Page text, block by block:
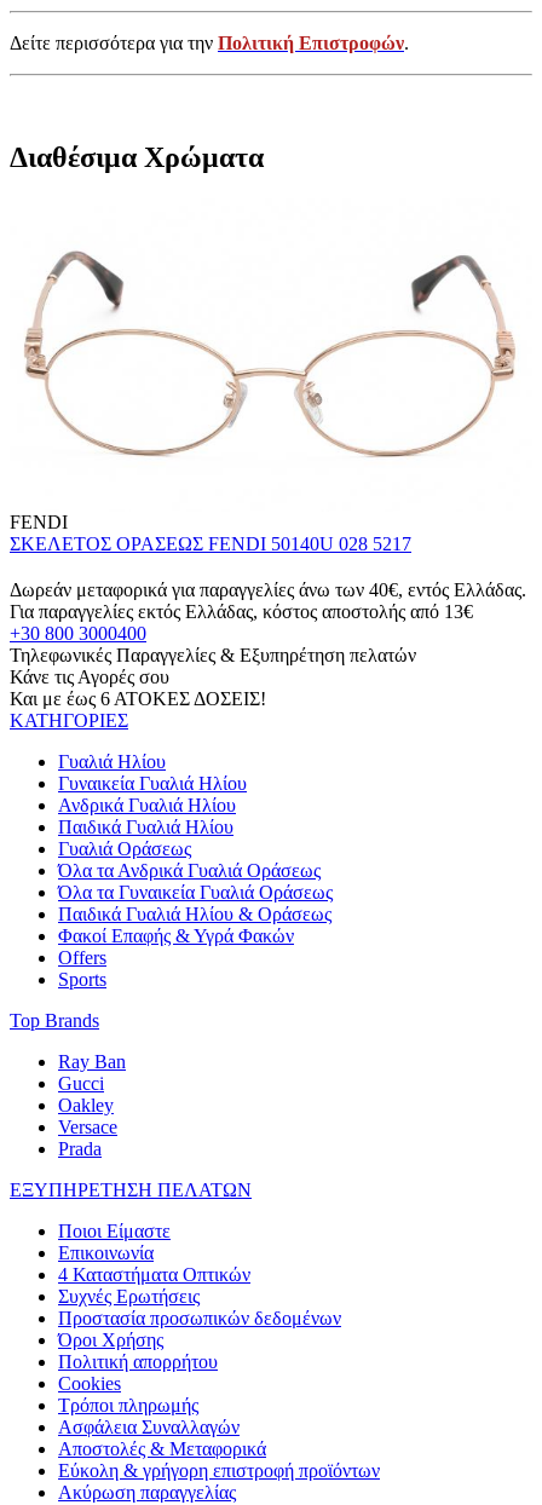
Δείτε περισσότερα για την Πολιτική Επιστροφών.
Διαθέσιμα Χρώματα
FENDI
ΣΚΕΛΕΤΟΣ ΟΡΑΣΕΩΣ FENDI 50140U 028 5217
Δωρεάν μεταφορικά για παραγγελίες άνω των 40€, εντός Ελλάδας.
Για παραγγελίες εκτός Ελλάδας, κόστος αποστολής από 13€
+30 800 3000400
Τηλεφωνικές Παραγγελίες & Εξυπηρέτηση πελατών
Κάνε τις Αγορές σου
Και με έως 6 ΑΤΟΚΕΣ ΔΟΣΕΙΣ!
ΚΑΤΗΓΟΡΙΕΣ
Γυαλιά Ηλίου
Γυναικεία Γυαλιά Ηλίου
Ανδρικά Γυαλιά Ηλίου
Παιδικά Γυαλιά Ηλίου
Γυαλιά Οράσεως
Όλα τα Ανδρικά Γυαλιά Οράσεως
Όλα τα Γυναικεία Γυαλιά Οράσεως
Παιδικά Γυαλιά Ηλίου & Οράσεως
Φακοί Επαφής & Υγρά Φακών
Offers
Sports
Top Brands
Ray Ban
Gucci
Oakley
Versace
Prada
ΕΞΥΠΗΡΕΤΗΣΗ ΠΕΛΑΤΩΝ
Ποιοι Είμαστε
Επικοινωνία
4 Καταστήματα Οπτικών
Συχνές Ερωτήσεις
Προστασία προσωπικών δεδομένων
Όροι Χρήσης
Πολιτική απορρήτου
Cookies
Τρόποι πληρωμής
Ασφάλεια Συναλλαγών
Αποστολές & Μεταφορικά
Εύκολη & γρήγορη επιστροφή προϊόντων
Ακύρωση παραγγελίας